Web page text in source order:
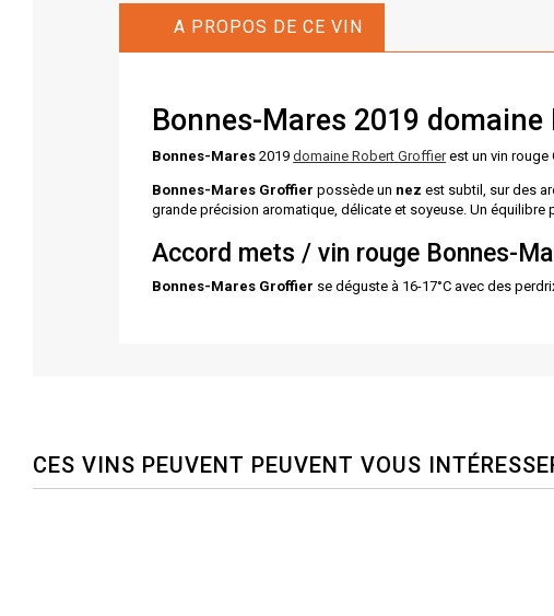
A PROPOS DE CE VIN
Bonnes-Mares 2019 domaine
Bonnes-Mares 2019domaine Robert Groffierest un vin rouge
Bonnes-Mares Groffier possède un nez est subtil, sur des
grande précision aromatique, délicate et soyeuse. Un
Accord mets / vin rouge Bonnes-
Bonnes-Mares Groffier se déguste à 16-17°C avec des
CES VINS PEUVENT PEUVENT VOUS